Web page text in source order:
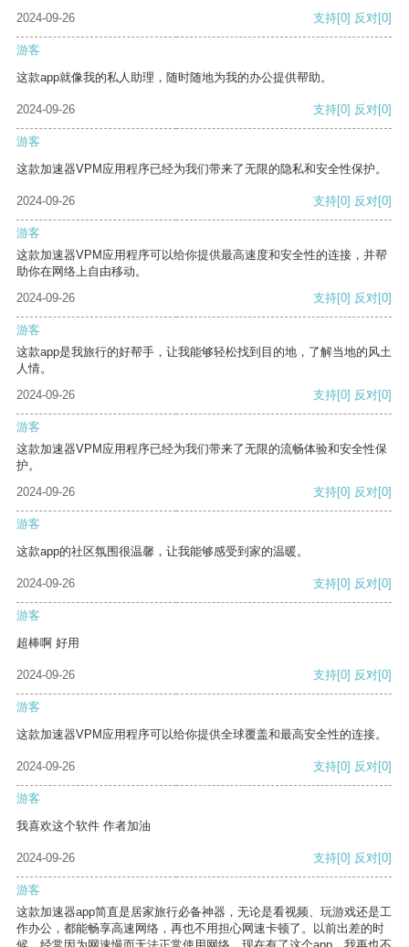
2024-09-26
支持[0] 反对[0]
游客
这款app就像我的私人助理，随时随地为我的办公提供帮助。
2024-09-26 支持[0] 反对[0]
游客
这款加速器VPM应用程序已经为我们带来了无限的隐私和安全性保护。
2024-09-26 支持[0] 反对[0]
游客
这款加速器VPM应用程序可以给你提供最高速度和安全性的连接，并帮
助你在网络上自由移动。
2024-09-26
支持[0] 反对[0]
游客
这款app是我旅行的好帮手，让我能够轻松找到目的地，了解当地的风土
人情。
2024-09-26
支持[0] 反对[0]
游客
这款加速器VPM应用程序已经为我们带来了无限的流畅体验和安全性保
护。
2024-09-26
支持[0] 反对[0]
游客
这款app的社区氛围很温馨，让我能够感受到家的温暖。
2024-09-26 支持[0] 反对[0]
游客
超棒啊 好用
2024-09-26 支持[0] 反对[0]
游客
这款加速器VPM应用程序可以给你提供全球覆盖和最高安全性的连接。
2024-09-26 支持[0] 反对[0]
游客
我喜欢这个软件 作者加油
2024-09-26 支持[0] 反对[0]
游客
这款加速器app简直是居家旅行必备神器，无论是看视频、玩游戏还是工
作办公，都能畅享高速网络，再也不用担心网速卡顿了。以前出差的时